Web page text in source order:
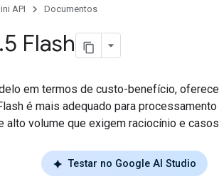
API Documentos
.5 Flash
em termos de custo-benefício,
é mais adequado para
alto volume que exigem raciocínio e
Testar no Google AI Studio